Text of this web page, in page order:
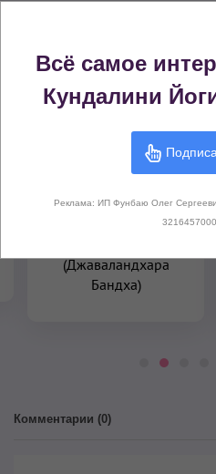
(Джаваландхара
Бандха)
Комментарии (0)
Всё самое
Кундалини
Реклама: ИП Фунбаю Олег